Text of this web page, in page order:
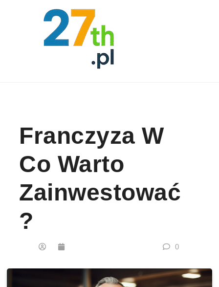
Franczyza W
Co Warto
Zainwestować
?
0